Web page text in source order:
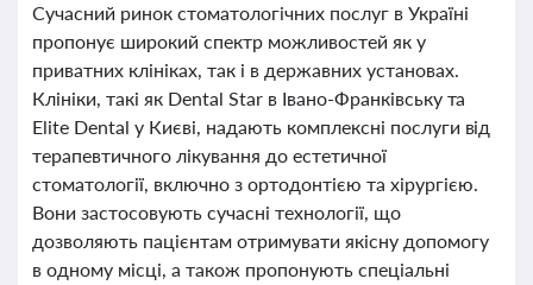
Сучасний ринок стоматологічних послуг в Україні
пропонує широкий спектр можливостей як у
приватних клініках, так і в державних установах.
Клініки, такі як Dental Star в Івано-Франківську та
Elite Dental у Києві, надають комплексні послуги від
терапевтичного лікування до естетичної
стоматології, включно з ортодонтією та хірургією.
Вони застосовують сучасні технології, що
дозволяють пацієнтам отримувати якісну допомогу
в одному місці, а також пропонують спеціальні